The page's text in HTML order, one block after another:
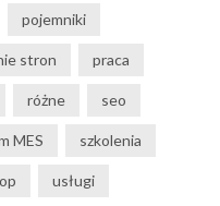
pojemniki
stron praca
różne seo
MES szkolenia
usługi